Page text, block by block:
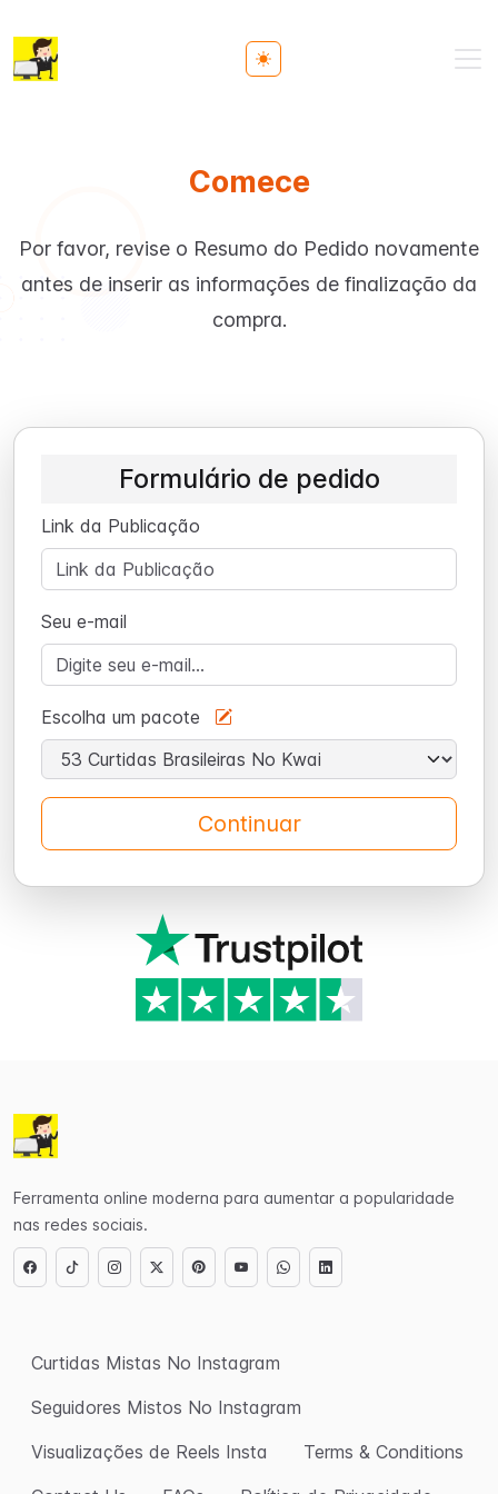
Toggle theme
Comece
Por favor, revise o Resumo do Pedido novamente
antes de inserir as informações de finalização da
compra.
Formulário de pedido
Link da Publicação
Seu e-mail
Escolha um pacote
Continuar
Ferramenta online moderna para aumentar a popularidade
nas redes sociais.
Curtidas Mistas No Instagram
Seguidores Mistos No Instagram
Visualizações de Reels Insta
Terms & Conditions